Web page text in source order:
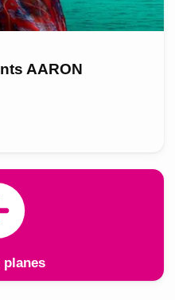
AARON
planes